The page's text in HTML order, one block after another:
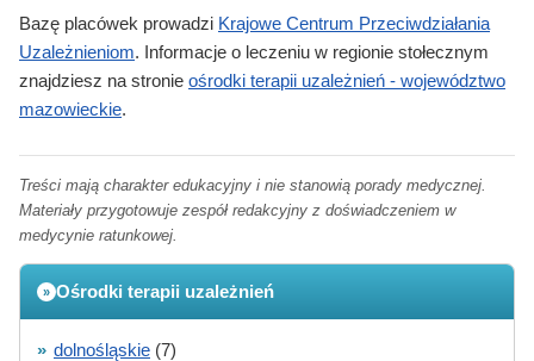
Bazę placówek prowadzi Krajowe Centrum Przeciwdziałania
Uzależnieniom. Informacje o leczeniu w regionie stołecznym
znajdziesz na stronie ośrodki terapii uzależnień - województwo
mazowieckie.
Treści mają charakter edukacyjny i nie stanowią porady medycznej.
Materiały przygotowuje zespół redakcyjny z doświadczeniem w
medycynie ratunkowej.
» Ośrodki terapii uzależnień
» dolnośląskie (7)